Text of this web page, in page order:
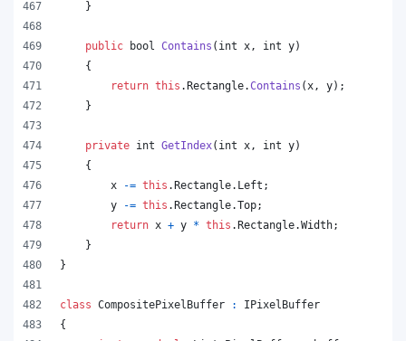
}
public bool Contains ( int x , int y)
{
return this .Rectangle.Contains ( x , y) ;
}
private int GetIndex( int x , int y)
{
x
-= this .Rectangle. Left ;
y
-= this .Rectangle.Top;
return x + y * this .Rectangle.Width;
}
}
class CompositePixelBuffer :
IPixelBuffer
{